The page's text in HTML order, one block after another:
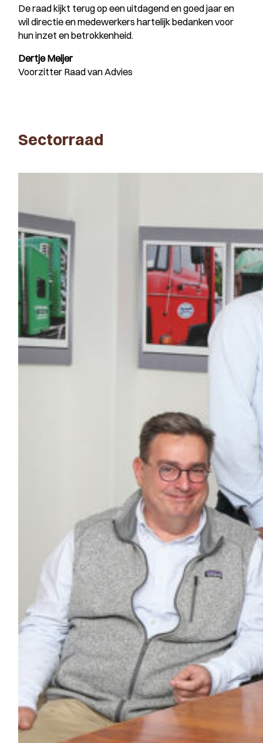
De raad kijkt terug op een uitdagend en goed jaar en
wil directie en medewerkers hartelijk bedanken voor
hun inzet en betrokkenheid.
Dertje Meijer
Voorzitter Raad van Advies
Sectorraad